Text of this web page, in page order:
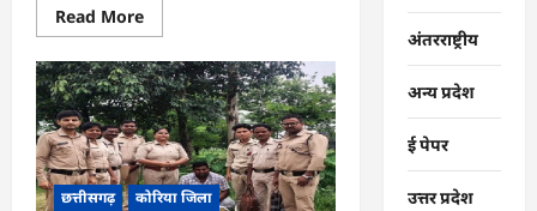
Read MoreRead
more
CG
:
नेशनल
लोक
अदालत
एवं
‘मध्यस्थता
राष्ट्र
के
छत्तीसगढ़ कोरिया जिला
अंतरराष्ट्रीय
अन्य प्रदेश
ई पेपर
उत्तर प्रदेश